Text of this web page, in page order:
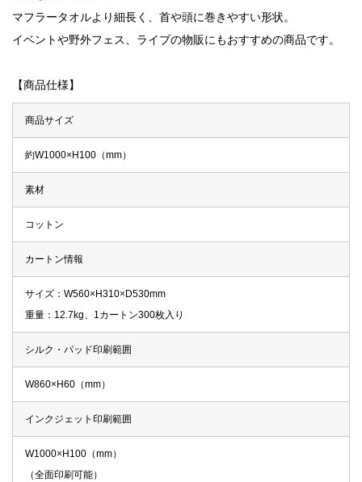
マフラータオルより細長く、首や頭に巻きやすい形状。
イベントや野外フェス、ライブの物販にもおすすめの商品です。
【商品仕様】
商品サイズ
約W1000×H100（mm）
素材
コットン
カートン情報
サイズ：W560×H310×D530mm
重量：12.7kg、1カートン300枚入り
シルク・パッド印刷範囲
W860×H60（mm）
インクジェット印刷範囲
W1000×H100（mm）
（全面印刷可能）